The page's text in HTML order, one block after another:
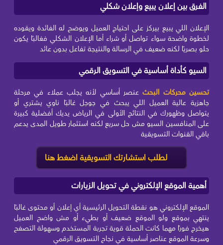
الفرق بين إعلان يبيع وإعلان شكلي
الإعلان اللي يبيع بيركز على احتياج العميل ويوضح له الفائدة ويقوده
لخطوة واضحة سواء تواصل أو شراء أما الإعلان الشكلي فغالبًا يكون
حلو بصريًا لكنه ضعيف في الرسالة والنتيجة تفاعل بدون عائد
السيو كأداة أساسية في التسويق الرقمي
تحسين محركات البحثعنصر أساسي لأنه يجلب عملاء في مرحلة
جاهزية عالية العميل اللي يبحث في جوجل غالبًا ناوي يشتري أو
يتواصل وظهورك في النتائج الأولى في الرياض يديك أفضلية كبيرة
على المنافسين السيو مش حل سريع لكنه استثمار طويل المدى يدعم
باقي القنوات التسويقية
لطلب استشارتك التسويقية اضغط هنا
أهمية الموقع الإلكتروني في تحويل الزيارات
الموقع الإلكتروني هو نقطة التحويل الرئيسية أي إعلان أو محتوى غالبًا
ينتهي بموقع ولو الموقع ضعيف أو بطيء أو مش واضح العميل
هيخرج فورًا مهما كانت الحملة قوية تجربة المستخدم وسهولة التصفح
وسرعة الموقع عناصر أساسية في نجاح التسويق الرقمي